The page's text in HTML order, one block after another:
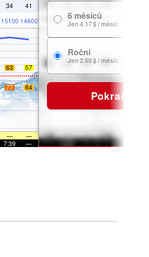
34 41
15100 14600
63 57
77 64
—
—
7:39 —
6 měsíců
Jen 4.17 $ / měsíc
Roční
Jen 2.50 $ / měsíc
Pokračovat